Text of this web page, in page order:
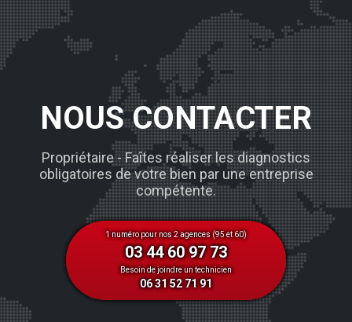
NOUS CONTACTER
Propriétaire - Faîtes réaliser les diagnostics
obligatoires de votre bien par une entreprise
compétente.
1 numéro pour nos 2 agences (95 et 60)
03 44 60 97 73
Besoin de joindre un technicien
06 31 52 71 91